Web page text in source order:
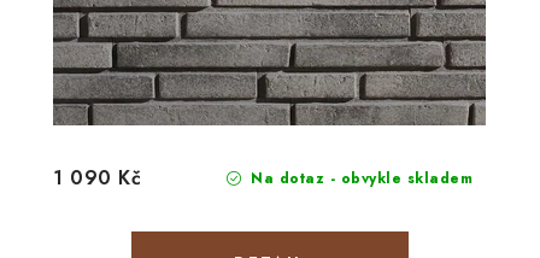
Na dotaz - obvykle skladem
1 090 Kč